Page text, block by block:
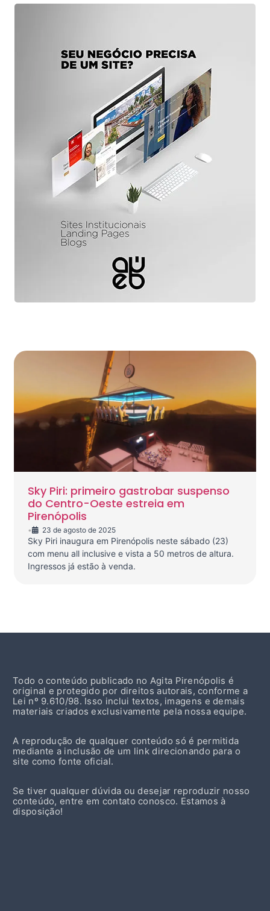
Sky Piri: primeiro gastrobar suspenso
do Centro-Oeste estreia em
Pirenópolis
• 23 de agosto de 2025
Sky Piri inaugura em Pirenópolis neste sábado (23)
com menu all inclusive e vista a 50 metros de altura.
Ingressos já estão à venda.
Todo o conteúdo publicado no Agita Pirenópolis é
original e protegido por direitos autorais, conforme a
Lei nº 9.610/98. Isso inclui textos, imagens e demais
materiais criados exclusivamente pela nossa equipe.
A reprodução de qualquer conteúdo só é permitida
mediante a inclusão de um link direcionando para o
site como fonte oficial.
Se tiver qualquer dúvida ou desejar reproduzir nosso
conteúdo, entre em contato conosco. Estamos à
disposição!